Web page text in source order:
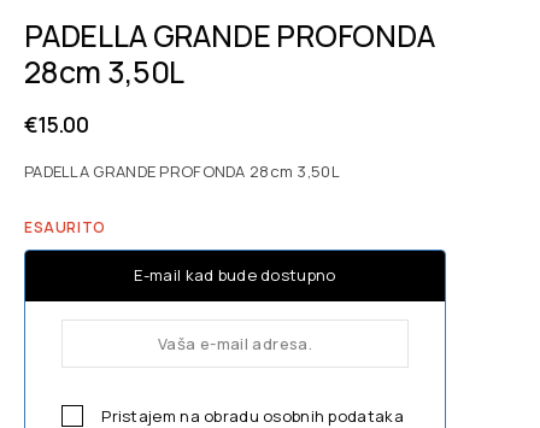
PADELLA GRANDE PROFONDA
28cm 3,50L
€15.00
PADELLA GRANDE PROFONDA 28cm 3,50L
ESAURITO
E-mail kad bude dostupno
Pristajem na obradu osobnih podataka